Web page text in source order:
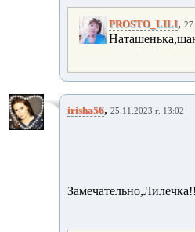
PROSTO_LILI,
irisha56, 25.11.2023 г. 13:02